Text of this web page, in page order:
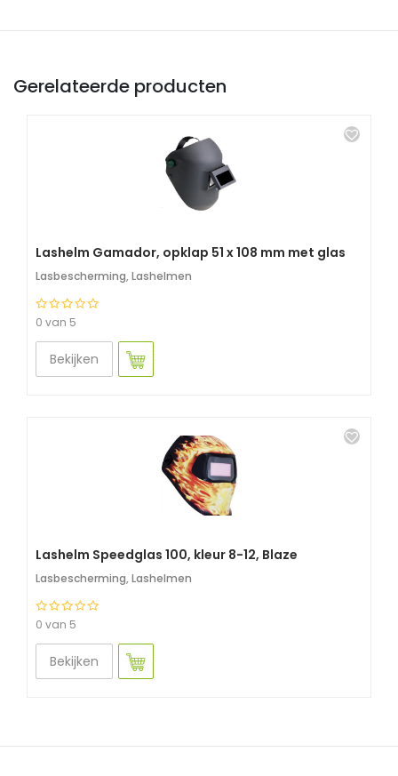
Gerelateerde producten
Lashelm Gamador, opklap 51 x 108 mm met glas
Lasbescherming, Lashelmen
0 van 5
Bekijken
Lashelm Speedglas 100, kleur 8-12, Blaze
Lasbescherming, Lashelmen
0 van 5
Bekijken